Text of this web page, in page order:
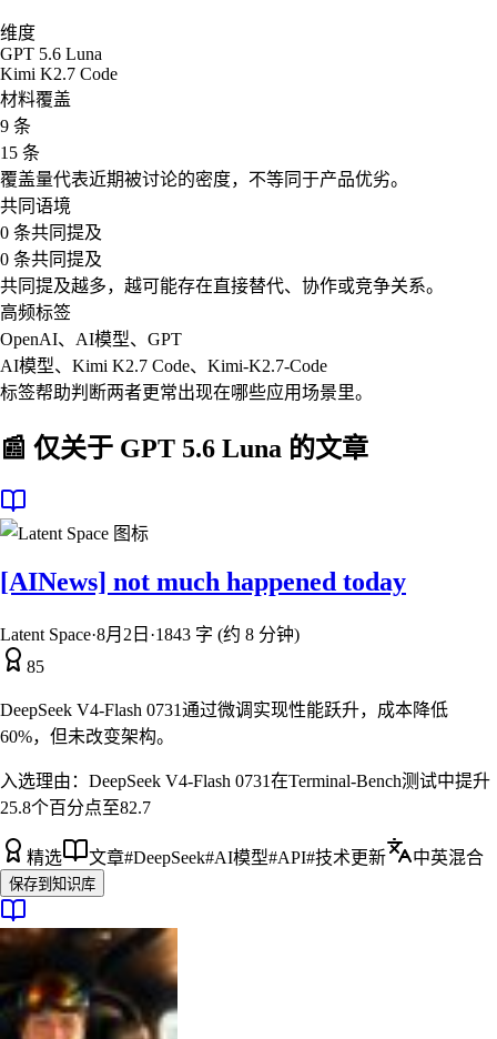
维度
GPT 5.6 Luna
Kimi K2.7 Code
材料覆盖
9 条
15 条
覆盖量代表近期被讨论的密度，不等同于产品优劣。
共同语境
0 条共同提及
0 条共同提及
共同提及越多，越可能存在直接替代、协作或竞争关系。
高频标签
OpenAI、AI模型、GPT
AI模型、Kimi K2.7 Code、Kimi-K2.7-Code
标签帮助判断两者更常出现在哪些应用场景里。
📰 仅关于 GPT 5.6 Luna 的文章
[AINews] not much happened today
Latent Space·8月2日 ·1843 字 (约 8 分钟)
85
DeepSeek V4-Flash 0731通过微调实现性能跃升，成本降低
60%，但未改变架构。
入选理由： DeepSeek V4-Flash 0731在Terminal-Bench测试中提升
25.8个百分点至82.7
精选 文章#DeepSeek#AI模型#API#技术更新 中英混合
保存到知识库